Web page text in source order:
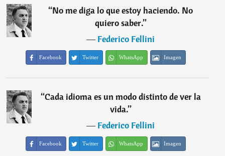
“No me diga lo que estoy haciendo. No
quiero saber.”
―Federico Fellini
Facebook Twitter WhatsApp Imagen
“Cada idioma es un modo distinto de ver la
vida.”
―Federico Fellini
Facebook Twitter WhatsApp Imagen